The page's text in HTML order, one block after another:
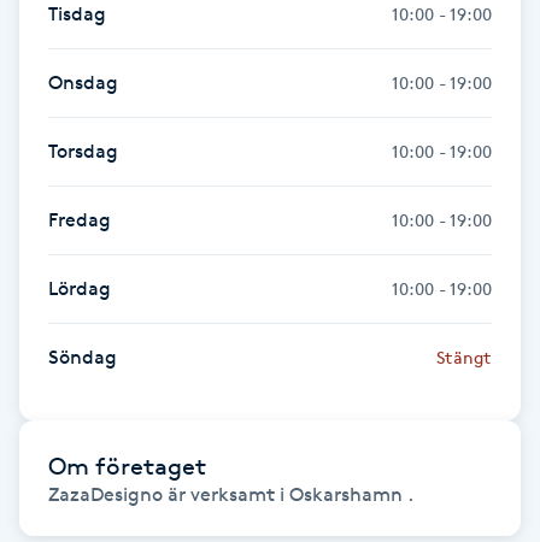
Tisdag 10:00 - 19:00
Onsdag 10:00 - 19:00
Torsdag 10:00 - 19:00
Fredag 10:00 - 19:00
Lördag 10:00 - 19:00
Söndag Stängt
Om företaget
ZazaDesigno är verksamt i Oskarshamn .